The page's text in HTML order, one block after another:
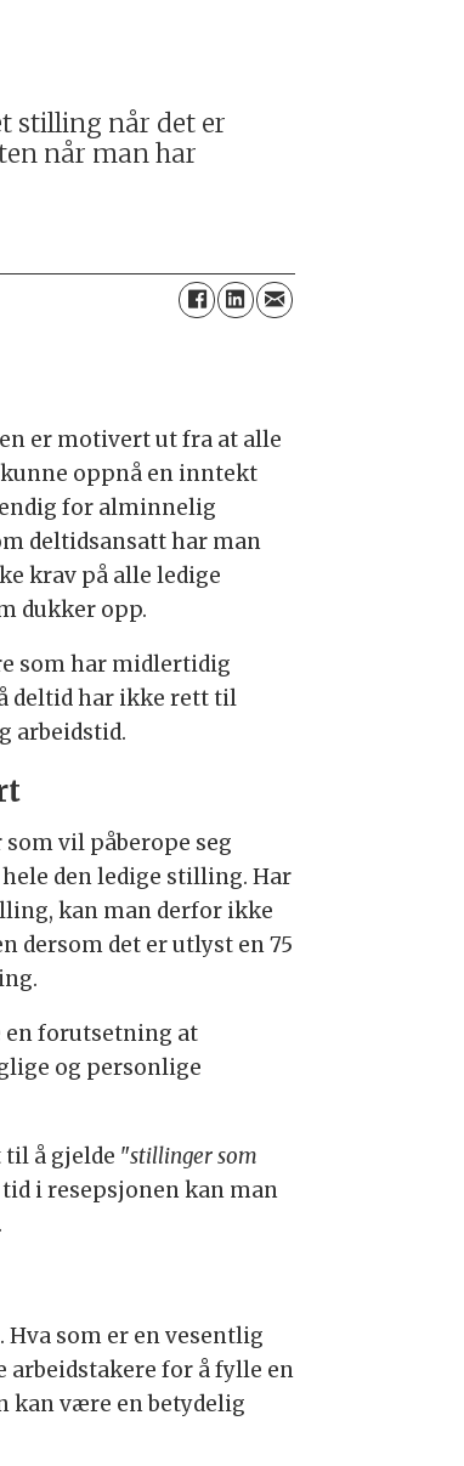
stilling når det er
når man har
er motivert ut fra at alle
oppnå en inntekt
for alminnelig
deltidsansatt har man
krav på alle ledige
dukker opp.
som har midlertidig
deltid har ikke rett til
arbeidstid.
vil påberope seg
den ledige stilling. Har
kan man derfor ikke
dersom det er utlyst en 75
en forutsetning at
og personlige
å gjelde "stillinger som
i resepsjonen kan man
som er en vesentlig
arbeidstakere for å fylle en
kan være en betydelig